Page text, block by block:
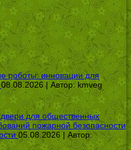
роботы: инновации для
08.08.2026 | Автор:kmveg
для общественных
пожарной безопасности
05.08.2026 | Автор: